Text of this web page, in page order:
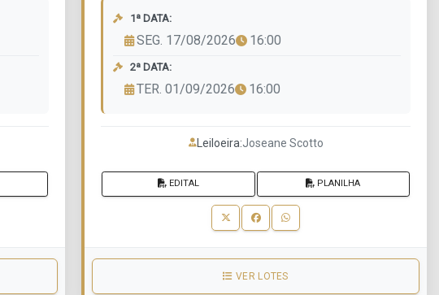
1ª DATA:
SEG. 17/08/2026 16:00
2ª DATA:
TER. 01/09/2026 16:00
Leiloeira:Joseane Scotto
EDITAL PLANILHA
VER LOTES